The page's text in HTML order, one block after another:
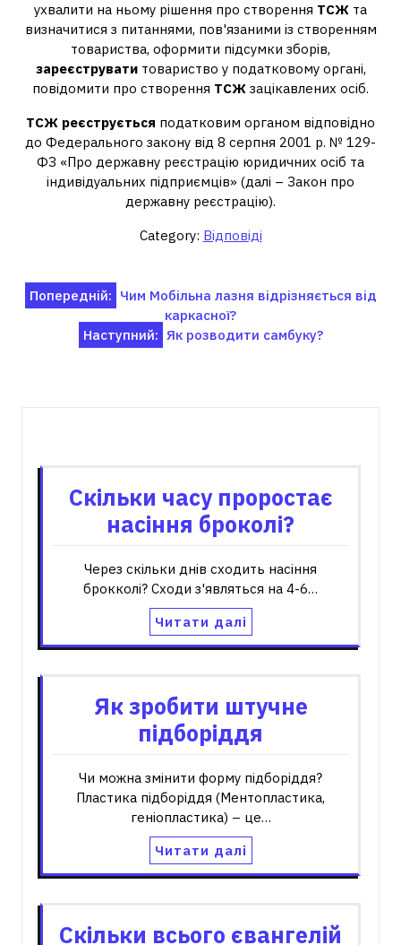
ухвалити на ньому рішення про створення ТСЖ та
визначитися з питаннями, пов'язаними із створенням
товариства, оформити підсумки зборів,
зареєструватитовариство у податковому органі,
повідомити про створення ТСЖ зацікавлених осіб.
ТСЖ реєструється податковим органом відповідно
до Федерального закону від 8 серпня 2001 р. № 129-
ФЗ «Про державну реєстрацію юридичних осіб та
індивідуальних підприємців» (далі – Закон про
державну реєстрацію).
Category: Відповіді
Навігація
записів
Попередній: Чим Мобільна лазня відрізняється від
каркасної?
Наступний: Як розводити самбуку?
Скільки часу проростає
насіння броколі?
Через скільки днів сходить насіння
брокколі? Сходи з'являться на 4-6…
Читати далі
Як зробити штучне
підборіддя
Чи можна змінити форму підборіддя?
Пластика підборіддя (Ментопластика,
геніопластика) – це…
Читати далі
Скільки всього євангелій